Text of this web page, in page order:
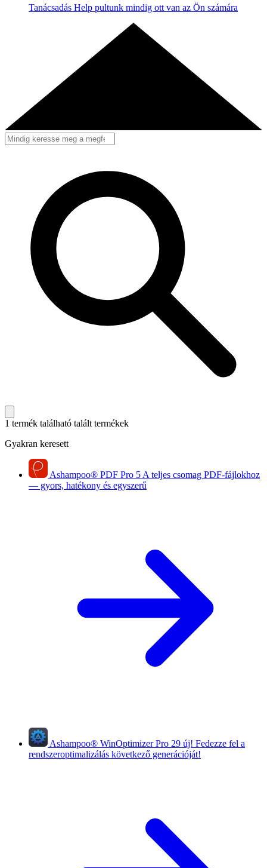
Tanácsadás Help pultunk mindig ott van az Ön számára
1 termék található talált termékek
Gyakran keresett
Ashampoo® PDF Pro 5 A teljes csomag PDF-fájlokhoz
— gyors, hatékony és egyszerű
Ashampoo® WinOptimizer Pro 29 új! Fedezze fel a
rendszeroptimalizálás következő generációját!